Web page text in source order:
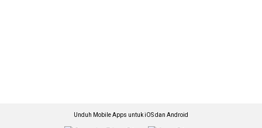
Unduh Mobile Apps untuk iOS dan Android